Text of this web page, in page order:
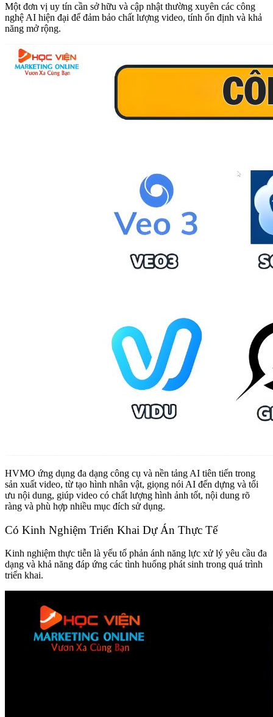
Một đơn vị uy tín cần sở hữu và cập nhật thường xuyên các công
nghệ AI hiện đại để đảm bảo chất lượng video, tính ổn định và khả
năng mở rộng.
HVMO ứng dụng đa dạng công cụ và nền tảng AI tiên tiến trong
sản xuất video, từ tạo hình nhân vật, giọng nói AI đến dựng và tối
ưu nội dung, giúp video có chất lượng hình ảnh tốt, nội dung rõ
ràng và phù hợp nhiều mục đích sử dụng.
Có Kinh Nghiệm Triển Khai Dự Án Thực Tế
Kinh nghiệm thực tiễn là yếu tố phản ánh năng lực xử lý yêu cầu đa
dạng và khả năng đáp ứng các tình huống phát sinh trong quá trình
triển khai.